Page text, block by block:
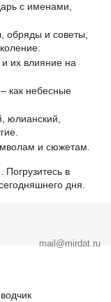
с именами,
обряды и советы,
их влияние на
– как небесные
юлианский,
и сюжетам.
в
дня.
mail@mirdat.ru